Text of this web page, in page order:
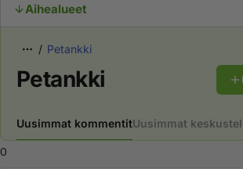
Aihealueet
Petankki
Petankki
Uusimmat kommentitUusimmat
0